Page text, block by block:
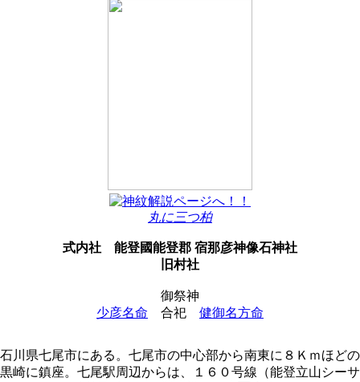
丸に三つ柏
式内社
能登國能登郡 宿那彦神像石神社
旧村社
御祭神
少彦名命 合祀 健御名方命
石川県七尾市にある。七尾市の中心部から南東に８Ｋｍほどの
黒崎に鎮座。七尾駅周辺からは、１６０号線（能登立山シーサ